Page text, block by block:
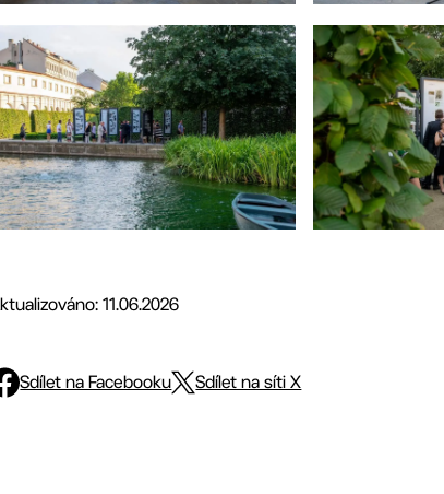
11.06.2026
Sdílet na Facebooku Sdílet na síti X